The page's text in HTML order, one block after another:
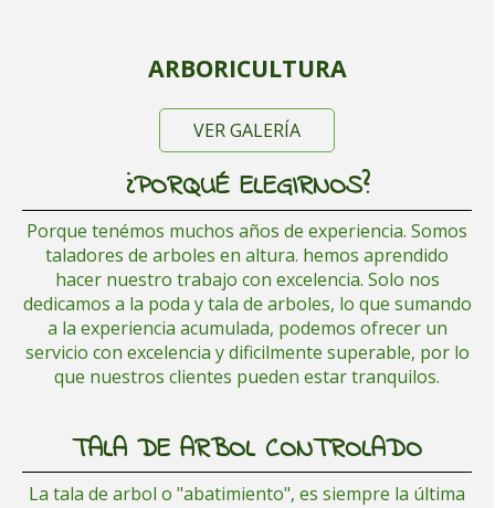
ARBORICULTURA
VER GALERÍA
¿PORQUÉ ELEGIRNOS?
Porque tenémos muchos años de experiencia. Somos
taladores de arboles en altura. hemos aprendido
hacer nuestro trabajo con excelencia. Solo nos
dedicamos a la poda y tala de arboles, lo que sumando
a la experiencia acumulada, podemos ofrecer un
servicio con excelencia y dificilmente superable, por lo
que nuestros clientes pueden estar tranquilos.
TALA DE ARBOL CONTROLADO
La tala de arbol o "abatimiento", es siempre la última